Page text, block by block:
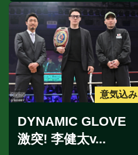
意気込み
DYNAMIC GLOVE
激突! 李健太v...